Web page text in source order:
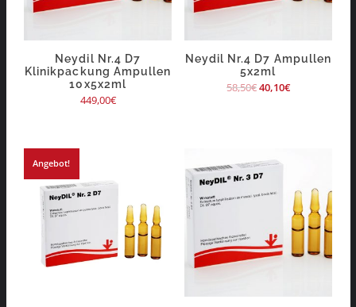
Neydil Nr.4 D7
Klinikpackung Ampullen
10x5x2ml
449,00€
Neydil Nr.4 D7 Ampullen
5x2ml
58,50€40,10€
Angebot!